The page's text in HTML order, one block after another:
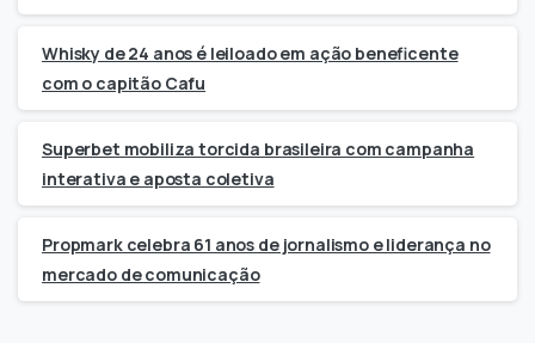
Whisky de 24 anos é leiloado em ação beneficente
com o capitão Cafu
Superbet mobiliza torcida brasileira com campanha
interativa e aposta coletiva
Propmark celebra 61 anos de jornalismo e liderança no
mercado de comunicação